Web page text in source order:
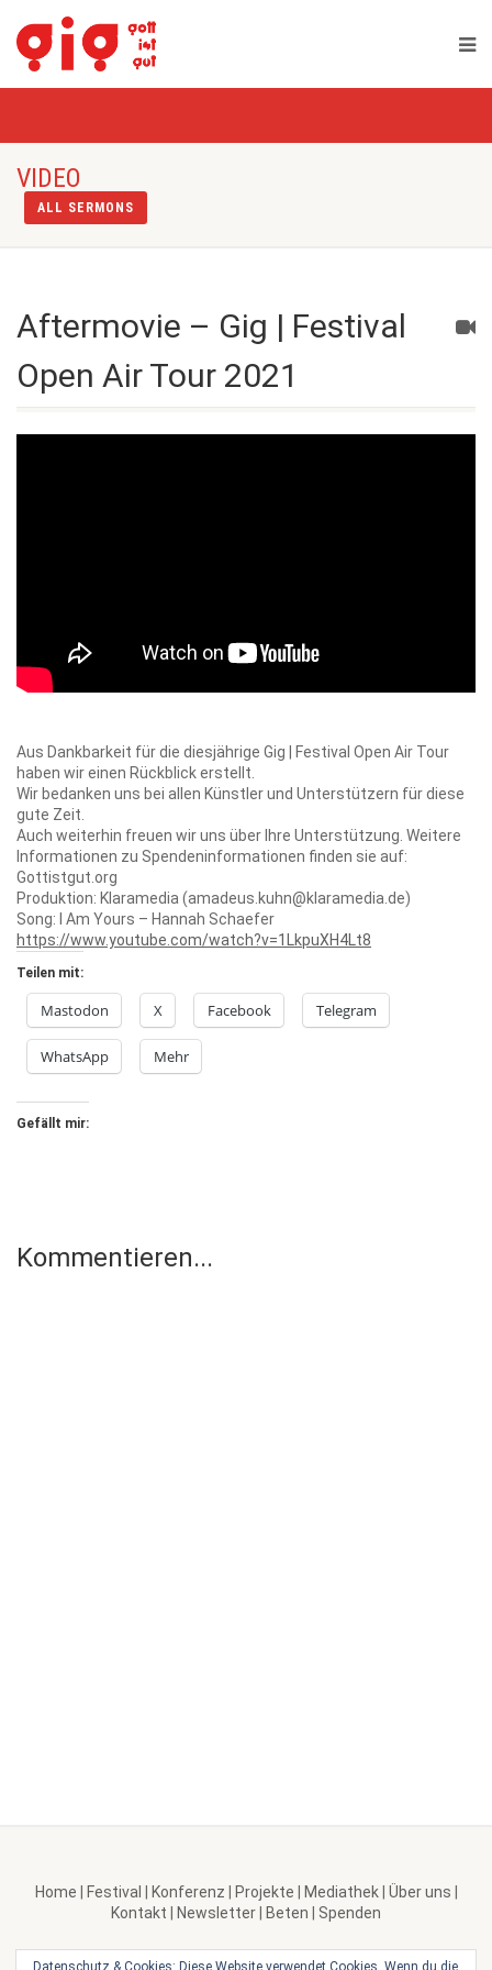
VIDEO
ALL SERMONS
Aftermovie – Gig | Festival
Open Air Tour 2021
Aus Dankbarkeit für die diesjährige Gig | Festival Open Air Tour
haben wir einen Rückblick erstellt.
Wir bedanken uns bei allen Künstler und Unterstützern für diese
gute Zeit.
Auch weiterhin freuen wir uns über Ihre Unterstützung. Weitere
Informationen zu Spendeninformationen finden sie auf:
Gottistgut.org
Produktion: Klaramedia (amadeus.kuhn@klaramedia.de)
Song: I Am Yours – Hannah Schaefer
https://www.youtube.com/watch?v=1LkpuXH4Lt8
Teilen mit:
Mastodon X Facebook Telegram
WhatsApp Mehr
Gefällt mir:
Kommentieren...
Home Festival Konferenz Projekte Mediathek| Über uns
Kontakt
Newsletter Beten Spenden
Datenschutz & Cookies: Diese Website verwendet Cookies. Wenn du die